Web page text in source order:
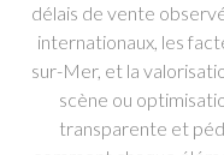
délais de vente
internationaux, les
sur-Mer, et la
scène ou
transparente et